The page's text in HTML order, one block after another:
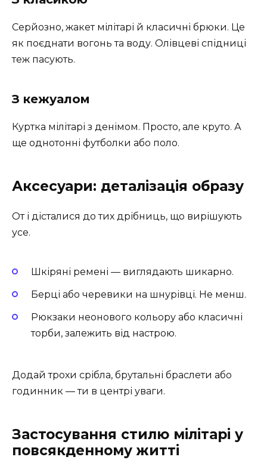
Серйозно, жакет мілітарі й класичні брюки. Це
як поєднати вогонь та воду. Олівцеві спідниці
теж пасують.
З кежуалом
Куртка мілітарі з денімом. Просто, але круто. А
ще однотонні футболки або поло.
Аксесуари: деталізація образу
От і дісталися до тих дрібниць, що вирішують
усе.
Шкіряні ремені — виглядають шикарно.
Берці або черевики на шнурівці. Не менш.
Рюкзаки неонового кольору або класичні
торби, залежить від настрою.
Додай трохи срібла, брутальні браслети або
годинник — ти в центрі уваги.
Застосування стилю мілітарі у
повсякденному житті